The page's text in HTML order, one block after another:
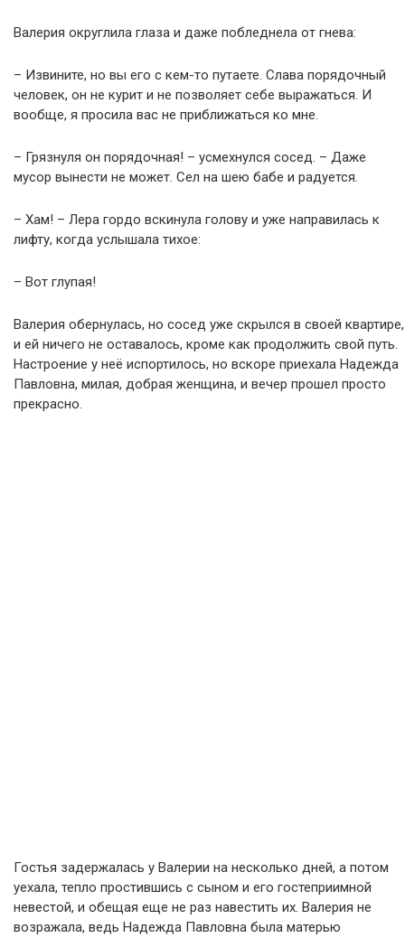
Валерия округлила глаза и даже побледнела от гнева:
– Извините, но вы его с кем-то путаете. Слава порядочный
человек, он не курит и не позволяет себе выражаться. И
вообще, я просила вас не приближаться ко мне.
– Грязнуля он порядочная! – усмехнулся сосед. – Даже
мусор вынести не может. Сел на шею бабе и радуется.
– Хам! – Лера гордо вскинула голову и уже направилась к
лифту, когда услышала тихое:
– Вот глупая!
Валерия обернулась, но сосед уже скрылся в своей квартире,
и ей ничего не оставалось, кроме как продолжить свой путь.
Настроение у неё испортилось, но вскоре приехала Надежда
Павловна, милая, добрая женщина, и вечер прошел просто
прекрасно.
Гостья задержалась у Валерии на несколько дней, а потом
уехала, тепло простившись с сыном и его гостеприимной
невестой, и обещая еще не раз навестить их. Валерия не
возражала, ведь Надежда Павловна была матерью